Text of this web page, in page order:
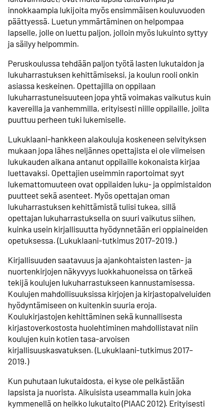
innokkaampia lukijoita myös ensimmäisen kouluvuoden
päättyessä. Luetun ymmärtäminen on helpompaa
lapselle, jolle on luettu paljon, jolloin myös lukuinto syttyy
ja säilyy helpommin.
Peruskoulussa tehdään paljon työtä lasten lukutaidon ja
lukuharrastuksen kehittämiseksi, ja koulun rooli onkin
asiassa keskeinen. Opettajilla on oppilaan
lukuharrastuneisuuteen jopa yhtä voimakas vaikutus kuin
kavereilla ja vanhemmilla, erityisesti niille oppilaille, joilta
puuttuu perheen tuki lukemiselle.
Lukuklaani-hankkeen alakouluja koskeneen selvityksen
mukaan jopa lähes neljännes opettajista ei ole viimeisen
lukukauden aikana antanut oppilaille kokonaista kirjaa
luettavaksi. Opettajien useimmin raportoimat syyt
lukemattomuuteen ovat oppilaiden luku- ja oppimistaidon
puutteet sekä asenteet. Myös opettajan oman
lukuharrastuksen kehittämistä tulisi tukea, sillä
opettajan lukuharrastuksella on suuri vaikutus siihen,
kuinka usein kirjallisuutta hyödynnetään eri oppiaineiden
opetuksessa. (Lukuklaani-tutkimus 2017–2019.)
Kirjallisuuden saatavuus ja ajankohtaisten lasten- ja
nuortenkirjojen näkyvyys luokkahuoneissa on tärkeä
tekijä koulujen lukuharrastukseen kannustamisessa.
Koulujen mahdollisuuksissa kirjojen ja kirjastopalveluiden
hyödyntämiseen on kuitenkin suuria eroja.
Koulukirjastojen kehittäminen sekä kunnallisesta
kirjastoverkostosta huolehtiminen mahdollistavat niin
koulujen kuin kotien tasa-arvoisen
kirjallisuuskasvatuksen. (Lukuklaani-tutkimus 2017–
2019.)
Kun puhutaan lukutaidosta, ei kyse ole pelkästään
lapsista ja nuorista. Aikuisista useammalla kuin joka
kymmenellä on heikko lukutaito (PIAAC 2012). Erityisesti